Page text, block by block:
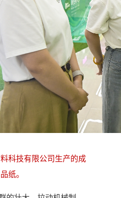
科技有限公司生产的成
品纸。